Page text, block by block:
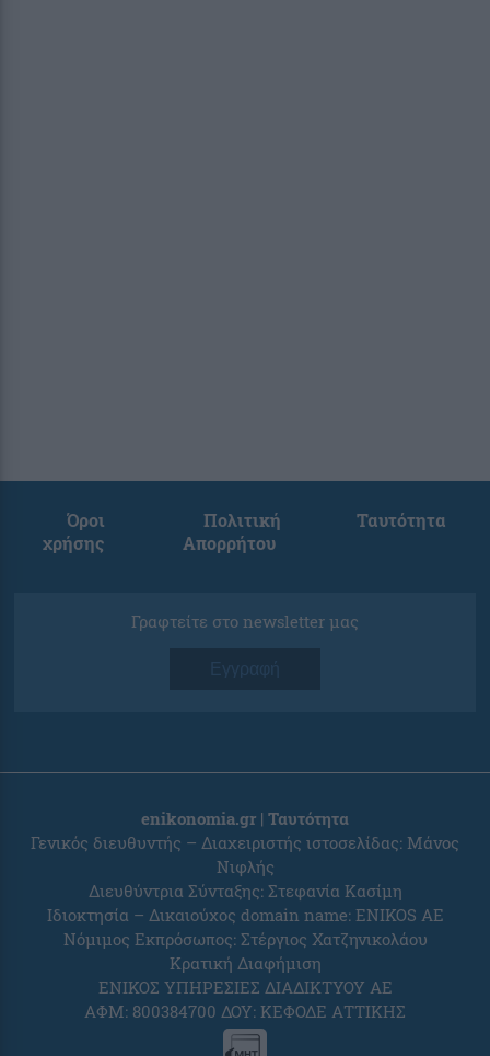
Όροι
χρήσης
Πολιτική
Απορρήτου
Ταυτότητα
Γραφτείτε στο newsletter μας
Εγγραφή
enikonomia.gr | Ταυτότητα
Γενικός διευθυντής – Διαχειριστής ιστοσελίδας: Μάνος
Νιφλής
Διευθύντρια Σύνταξης: Στεφανία Κασίμη
Ιδιοκτησία – Δικαιούχος domain name: ENIKOS AE
Νόμιμος Εκπρόσωπος: Στέργιος Χατζηνικολάου
Κρατική Διαφήμιση
ΕΝΙΚΟΣ ΥΠΗΡΕΣΙΕΣ ΔΙΑΔΙΚΤΥΟΥ ΑΕ
ΑΦΜ: 800384700 ΔΟΥ: ΚΕΦΟΔΕ ΑΤΤΙΚΗΣ